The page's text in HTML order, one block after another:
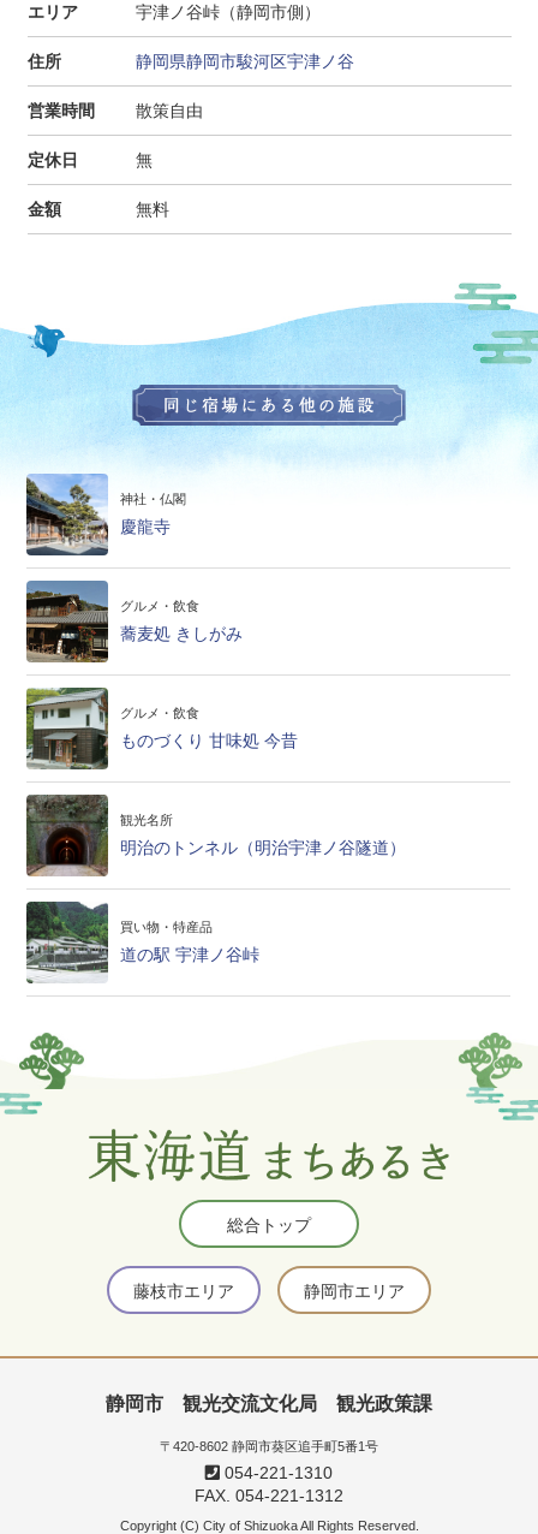
エリア 宇津ノ谷峠（静岡市側）
住所 静岡県静岡市駿河区宇津ノ谷
営業時間 散策自由
定休日 無
金額 無料
神社・仏閣
慶龍寺
グルメ・飲食
蕎麦処 きしがみ
グルメ・飲食
ものづくり 甘味処 今昔
観光名所
明治のトンネル（明治宇津ノ谷隧道）
買い物・特産品
道の駅 宇津ノ谷峠
総合トップ
藤枝市エリア 静岡市エリア
静岡市 観光交流文化局 観光政策課
〒420-8602 静岡市葵区追手町5番1号
054-221-1310
FAX. 054-221-1312
Copyright (C) City of Shizuoka All Rights Reserved.